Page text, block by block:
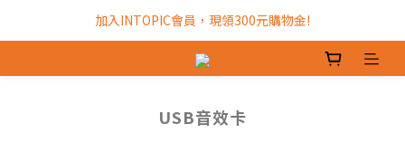
加入INTOPIC會員，現領300元購物金!
加入INTOPIC會員，現領300元購物金!
全館滿$499免運費!
USB音效卡